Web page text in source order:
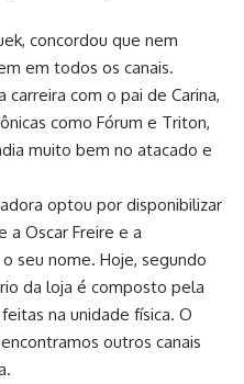
concordou que nem
em todos os canais.
com o pai de Carina,
como Fórum e Triton,
muito bem no atacado e
optou por disponibilizar
a Oscar Freire e a
seu nome. Hoje, segundo
da loja é composto pela
na unidade física. O
outros canais